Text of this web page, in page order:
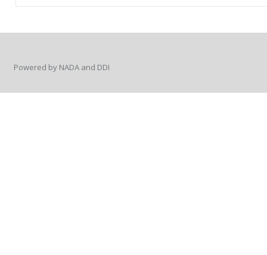
Powered by NADA and DDI